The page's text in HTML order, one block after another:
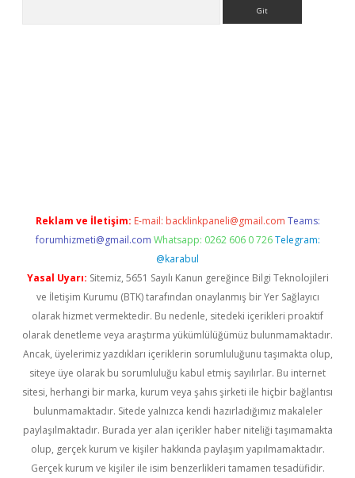
Reklam ve İletişim: E-mail: backlinkpaneli@gmail.com Teams:
forumhizmeti@gmail.com Whatsapp: 0262 606 0 726 Telegram:
@karabul
Yasal Uyarı: Sitemiz, 5651 Sayılı Kanun gereğince Bilgi Teknolojileri
ve İletişim Kurumu (BTK) tarafından onaylanmış bir Yer Sağlayıcı
olarak hizmet vermektedir. Bu nedenle, sitedeki içerikleri proaktif
olarak denetleme veya araştırma yükümlülüğümüz bulunmamaktadır.
Ancak, üyelerimiz yazdıkları içeriklerin sorumluluğunu taşımakta olup,
siteye üye olarak bu sorumluluğu kabul etmiş sayılırlar. Bu internet
sitesi, herhangi bir marka, kurum veya şahıs şirketi ile hiçbir bağlantısı
bulunmamaktadır. Sitede yalnızca kendi hazırladığımız makaleler
paylaşılmaktadır. Burada yer alan içerikler haber niteliği taşımamakta
olup, gerçek kurum ve kişiler hakkında paylaşım yapılmamaktadır.
Gerçek kurum ve kişiler ile isim benzerlikleri tamamen tesadüfidir.